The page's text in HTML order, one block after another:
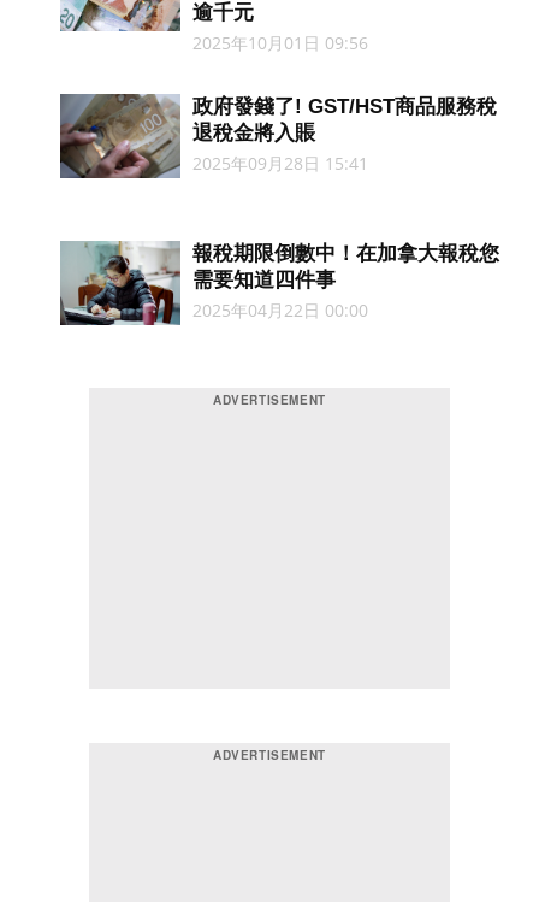
逾千元
2025年10月01日 09:56
政府發錢了! GST/HST商品服務稅
退稅金將入賬
2025年09月28日 15:41
報稅期限倒數中！在加拿大報稅您
需要知道四件事
2025年04月22日 00:00